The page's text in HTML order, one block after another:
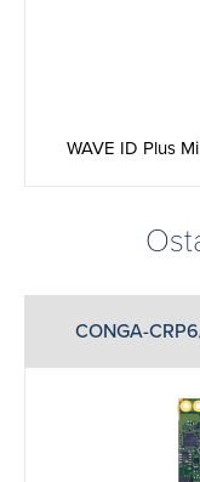
WAVE ID Plus
CONGA-